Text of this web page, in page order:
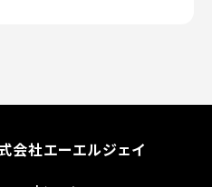
会社エーエルジェイ